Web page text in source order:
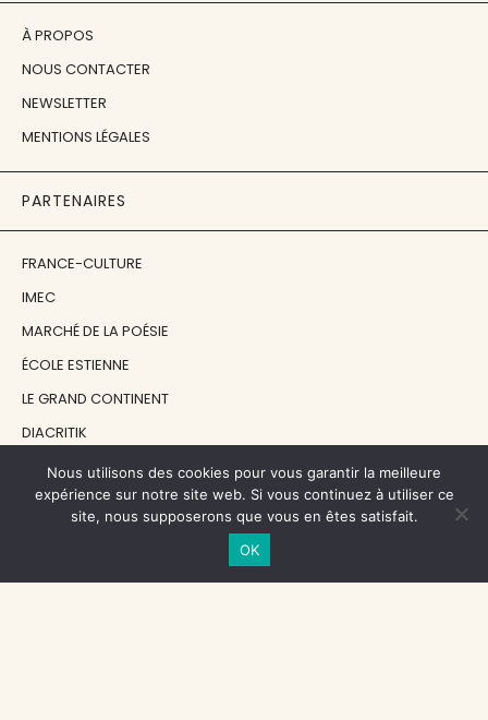
À PROPOS
NOUS CONTACTER
NEWSLETTER
MENTIONS LÉGALES
PARTENAIRES
FRANCE-CULTURE
IMEC
MARCHÉ DE LA POÉSIE
ÉCOLE ESTIENNE
LE GRAND CONTINENT
DIACRITIK
EN ATTENDANT NADEAU
NOS SOUTIENS
Nous utilisons des cookies pour vous garantir la meilleure
expérience sur notre site web. Si vous continuez à utiliser ce
site, nous supposerons que vous en êtes satisfait.
OK